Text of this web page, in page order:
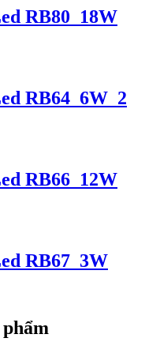
RB80_18W
RB64_6W_2
RB66_12W
RB67_3W